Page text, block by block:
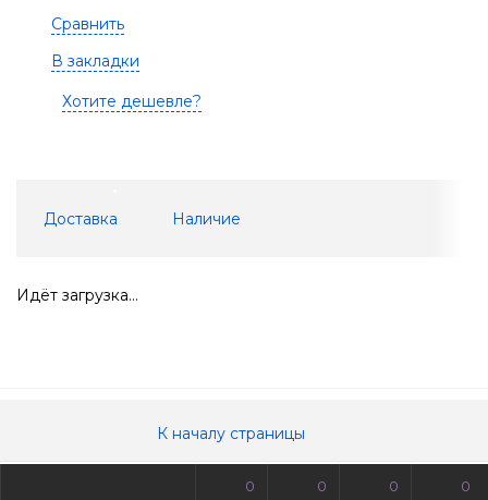
0 0 0 0
Сравнить
В закладки
Хотите дешевле?
Доставка Наличие
Идёт загрузка...
К началу страницы
© Все права защищены. Информация сайта защищена законом об авторских правах.